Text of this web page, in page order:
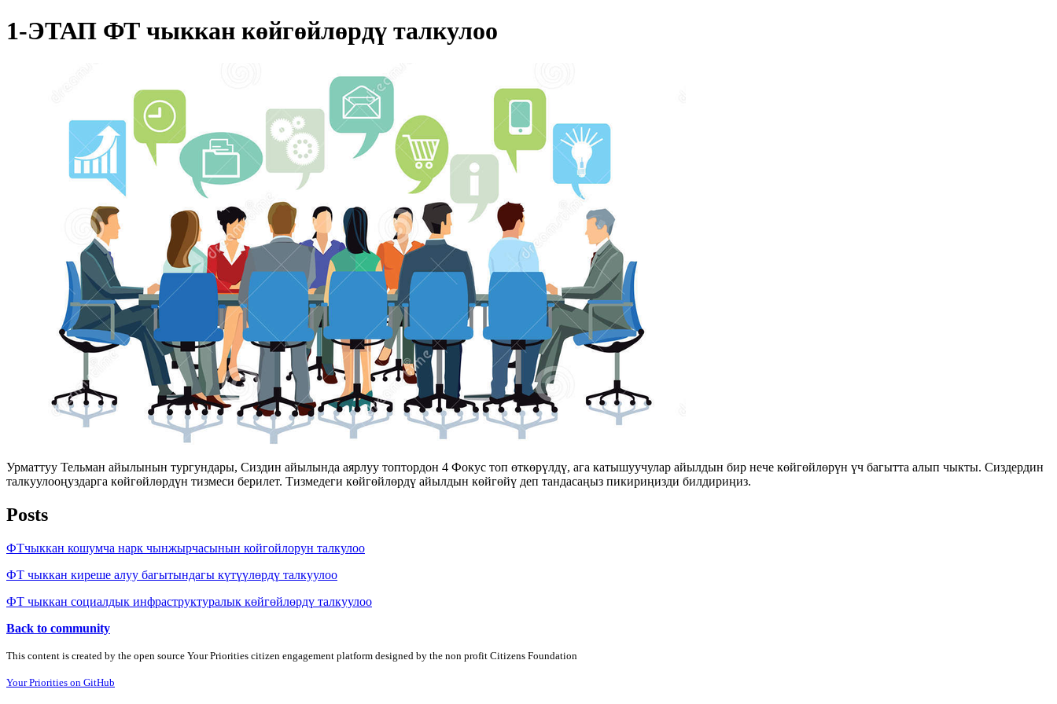
1-ЭТАП ФТ чыккан көйгөйлөрдү талкулоо
Урматтуу Тельман айылынын тургундары, Сиздин айылында аярлуу топтордон 4 Фокус топ өткөрүлдү, ага катышуучулар айылдын бир нече көйгөйлөрүн үч багытта алып чыкты. Сиздердин
талкуулооңуздарга көйгөйлөрдүн тизмеси берилет. Тизмедеги көйгөйлөрдү айылдын көйгөйү деп тандасаңыз пикириңизди билдириңиз.
Posts
ФТчыккан кошумча нарк чынжырчасынын койгойлорун талкулоо
ФТ чыккан киреше алуу багытындагы күтүүлөрдү талкуулоо
ФТ чыккан социалдык инфраструктуралык көйгөйлөрдү талкуулоо
Back to community
This content is created by the open source Your Priorities citizen engagement platform designed by the non profit Citizens Foundation
Your Priorities on GitHub